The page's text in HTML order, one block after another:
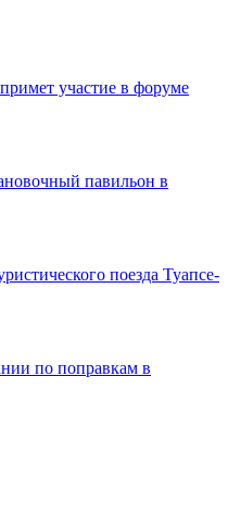
участие в форуме
павильон в
поезда Туапсе-
по поправкам в